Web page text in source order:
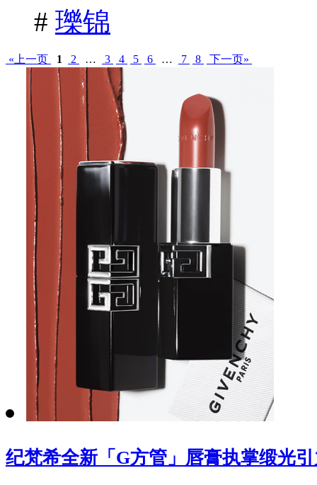
# 瓅锦
«上一页 1 2 … 3 4 5 6 … 7 8 下一页»
纪梵希全新「G方管」唇膏执掌缎光